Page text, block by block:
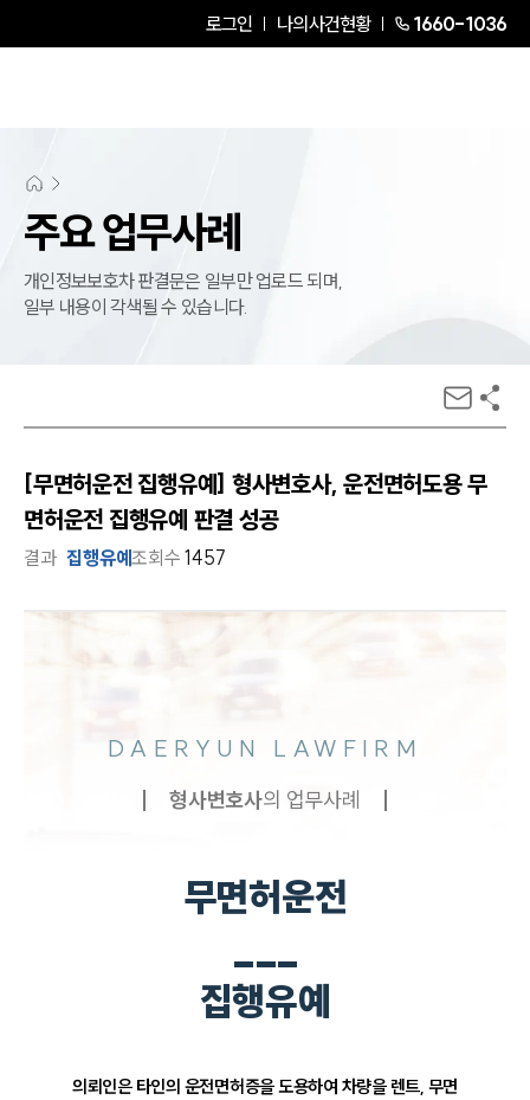
로그인 나의사건현황 1660-1036
주요 업무사례
개인정보보호차 판결문은 일부만 업로드 되며,
일부 내용이 각색될 수 있습니다.
[무면허운전 집행유예] 형사변호사, 운전면허도용 무
면허운전 집행유예 판결 성공
결과 집행유예조회수1457
DAERYUN LAWFIRM
형사변호사의 업무사례
무면허운전
___
집행유예
의뢰인은 타인의 운전면허증을 도용하여 차량을 렌트, 무면